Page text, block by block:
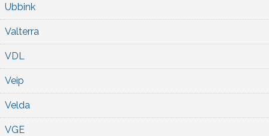
Ubbink
Valterra
VDL
Veip
Velda
VGE